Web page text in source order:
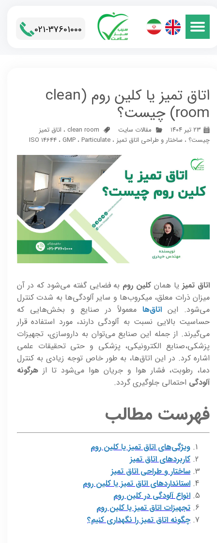
021-37601000​​​​​​​
اتاق تمیز یا کلین روم (clean
room) چیست؟
۲۳ تیر ۱۴۰۴ مقالات سایت clean room ، اتاق تمیز
چیست؟ ، ساختار و طراحی اتاق تمیز ، ISO 14644 ، GMP ، Particulate
اتاق تمیزیا همان کلین روم به فضایی گفته می‌شود که در آن
میزان ذرات معلق، میکروب‌ها و سایر آلودگی‌ها به شدت کنترل
می‌شود. این اتاق‌ها معمولاً در صنایع و بخش‌هایی که
حساسیت بالایی نسبت به آلودگی دارند، مورد استفاده قرار
می‌گیرند. از جمله این صنایع می‌توان به داروسازی، تجهیزات
پزشکی،صنایع الکترونیکی، پزشکی و حتی تحقیقات علمی
اشاره کرد. در این اتاق‌ها، به طور خاص توجه زیادی به کنترل
دما، رطوبت، فشار هوا و جریان هوا می‌شود تا از هرگونه
آلودگی احتمالی جلوگیری گردد.
فهرست مطالب
ویژگی‌های اتاق تمیز یا کلین روم
کاربردهای اتاق تمیز
ساختار و طراحی اتاق تمیز
استانداردهای اتاق تمیز یا کلین روم
انواع آلودگی در کلين روم
تجهيزات اتاق تمیز یا کلین روم
چگونه اتاق تمیز را نگهداری کنیم؟